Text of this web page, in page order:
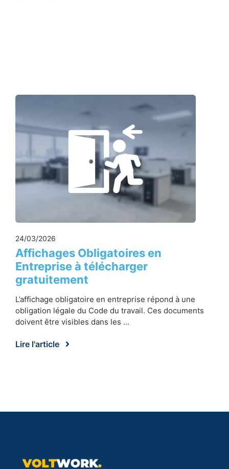
24/03/2026
Affichages Obligatoires en
Entreprise à télécharger
gratuitement
L’affichage obligatoire en entreprise répond à une
obligation légale du Code du travail. Ces documents
doivent être visibles dans les ...
Lire l'article